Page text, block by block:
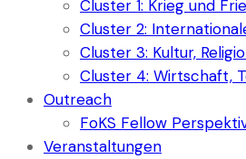
Cluster 1: Krieg und
Cluster 2:
Cluster 3: Kultur,
Cluster 4: Wirtschaft,
Outreach
FoKS Fellow
Veranstaltungen